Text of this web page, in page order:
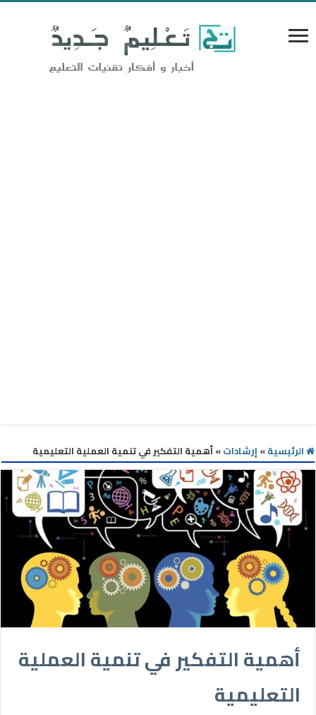
الرئيسية» إرشادات»أهمية التفكير في تنمية العملية التعليمية
أهمية التفكير في تنمية العملية
التعليمية